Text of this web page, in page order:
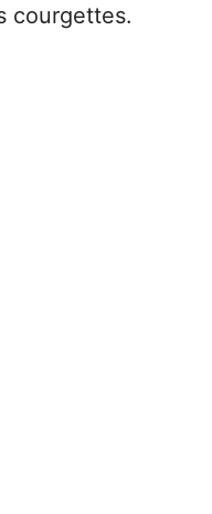
courgettes.